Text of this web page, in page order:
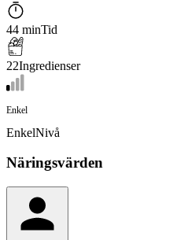
44 minTid
22Ingredienser
Enkel
EnkelNivå
Näringsvärden